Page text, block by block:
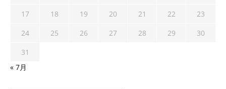
17
18 19 20 21 22
23
24
25 26 27 28 29
30
31
« 7月